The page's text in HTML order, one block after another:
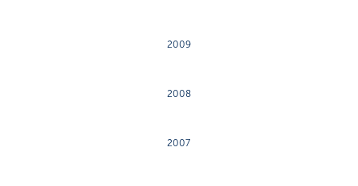
2009
2008
2007